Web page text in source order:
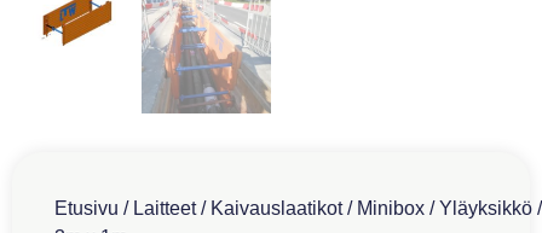
Etusivu / Laitteet/ Kaivauslaatikot/ Minibox /Yläyksikkö